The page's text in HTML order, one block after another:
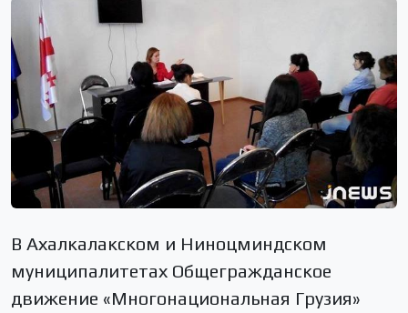
В Ахалкалакском и Ниноцминдском
муниципалитетах Общегражданское
движение «Многонациональная Грузия»